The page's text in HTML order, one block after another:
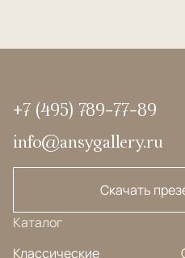
+7 (495) 789-77-89
info@ansygallery.ru
Скачать
Каталог
Классические